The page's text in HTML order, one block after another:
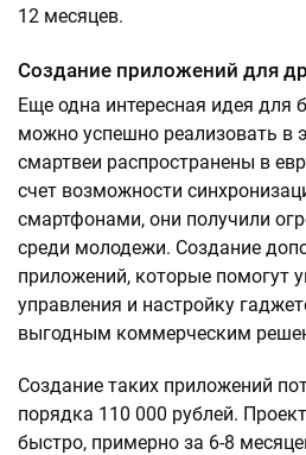
12 месяцев.
Создание приложений для
Еще одна интересная идея для
можно успешно реализовать в
смартвеи распространены в
счет возможности
смартфонами, они получили
среди молодежи. Создание
приложений, которые помогут
управления и настройку
выгодным коммерческим
Создание таких приложений
порядка 110 000 рублей.
быстро, примерно за 6-8